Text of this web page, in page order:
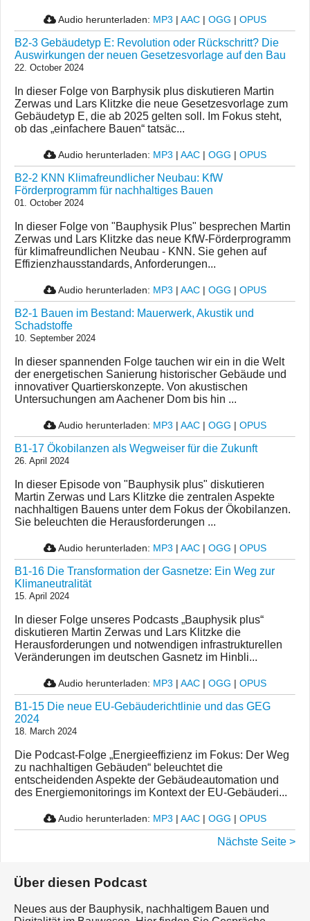
Audio herunterladen: MP3 | AAC | OGG | OPUS
B2-3 Gebäudetyp E: Revolution oder Rückschritt? Die
Auswirkungen der neuen Gesetzesvorlage auf den Bau
22. October 2024
In dieser Folge von Barphysik plus diskutieren Martin
Zerwas und Lars Klitzke die neue Gesetzesvorlage zum
Gebäudetyp E, die ab 2025 gelten soll. Im Fokus steht,
ob das „einfachere Bauen“ tatsäc...
Audio herunterladen: MP3 | AAC | OGG | OPUS
B2-2 KNN Klimafreundlicher Neubau: KfW
Förderprogramm für nachhaltiges Bauen
01. October 2024
In dieser Folge von "Bauphysik Plus" besprechen Martin
Zerwas und Lars Klitzke das neue KfW-Förderprogramm
für klimafreundlichen Neubau - KNN. Sie gehen auf
Effizienzhausstandards, Anforderungen...
Audio herunterladen: MP3 | AAC | OGG | OPUS
B2-1 Bauen im Bestand: Mauerwerk, Akustik und
Schadstoffe
10. September 2024
In dieser spannenden Folge tauchen wir ein in die Welt
der energetischen Sanierung historischer Gebäude und
innovativer Quartierskonzepte. Von akustischen
Untersuchungen am Aachener Dom bis hin ...
Audio herunterladen: MP3 | AAC | OGG | OPUS
B1-17 Ökobilanzen als Wegweiser für die Zukunft
26. April 2024
In dieser Episode von "Bauphysik plus" diskutieren
Martin Zerwas und Lars Klitzke die zentralen Aspekte
nachhaltigen Bauens unter dem Fokus der Ökobilanzen.
Sie beleuchten die Herausforderungen ...
Audio herunterladen: MP3 | AAC | OGG | OPUS
B1-16 Die Transformation der Gasnetze: Ein Weg zur
Klimaneutralität
15. April 2024
In dieser Folge unseres Podcasts „Bauphysik plus“
diskutieren Martin Zerwas und Lars Klitzke die
Herausforderungen und notwendigen infrastrukturellen
Veränderungen im deutschen Gasnetz im Hinbli...
Audio herunterladen: MP3 | AAC | OGG | OPUS
B1-15 Die neue EU-Gebäuderichtlinie und das GEG
2024
18. March 2024
Die Podcast-Folge „Energieeffizienz im Fokus: Der Weg
zu nachhaltigen Gebäuden“ beleuchtet die
entscheidenden Aspekte der Gebäudeautomation und
des Energiemonitorings im Kontext der EU-Gebäuderi...
Audio herunterladen: MP3 | AAC | OGG | OPUS
Nächste Seite >
Über diesen Podcast
Neues aus der Bauphysik, nachhaltigem Bauen und